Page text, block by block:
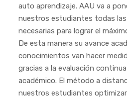
auto aprendizaje. AAU va a
nuestros estudiantes todas
necesarias para lograr el
De esta manera su avance
conocimientos van hacer
gracias a la evaluación
académico. El método a
nuestros estudiantes